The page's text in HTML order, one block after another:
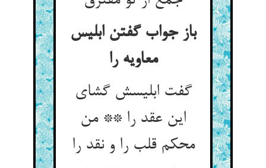
باز جواب گفتن ابلیس
معاویه را
گفت ابلیسش گشای
این عقد را ** من
محکم قلب را و نقد را